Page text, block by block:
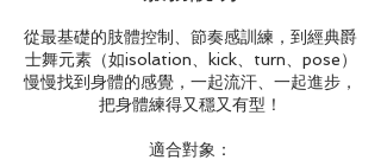
從最基礎的肢體控制、節奏感訓練，到經典爵
士舞元素（如isolation、kick、turn、pose）
慢慢找到身體的感覺，一起流汗、一起進步，
把身體練得又穩又有型！
適合對象：